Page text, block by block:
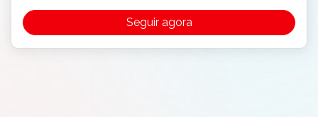
Seguir agora